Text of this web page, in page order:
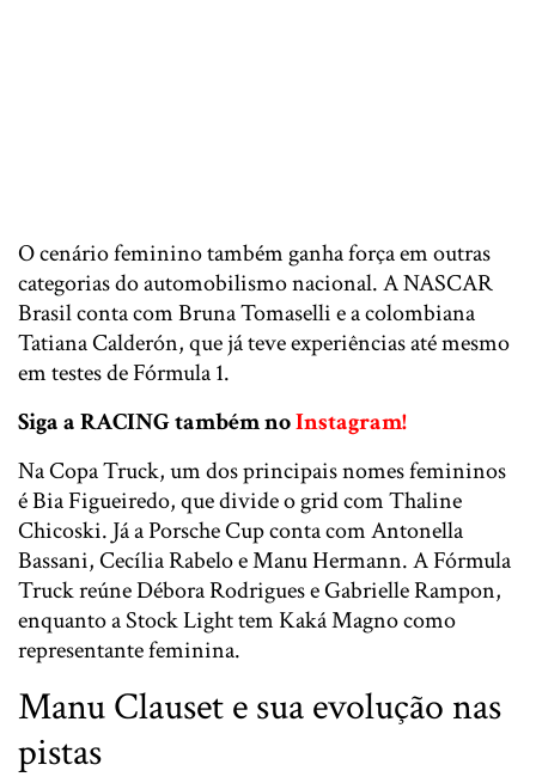
O cenário feminino também ganha força em outras
categorias do automobilismo nacional. A NASCAR
Brasil conta comBruna Tomasellie a colombiana
Tatiana Calderón, que já teve experiências até mesmo
em testes de Fórmula 1.
Siga a RACING também noInstagram!
Na Copa Truck, um dos principais nomes femininos
éBia Figueiredo, que divide o grid comThaline
Chicoski. Já a Porsche Cup conta comAntonella
Bassani,Cecília RabeloeManu Hermann. A Fórmula
Truck reúneDébora RodrigueseGabrielle Rampon,
enquanto a Stock Light temKaká Magnocomo
representante feminina.
Manu Clauset e sua evolução nas
pistas